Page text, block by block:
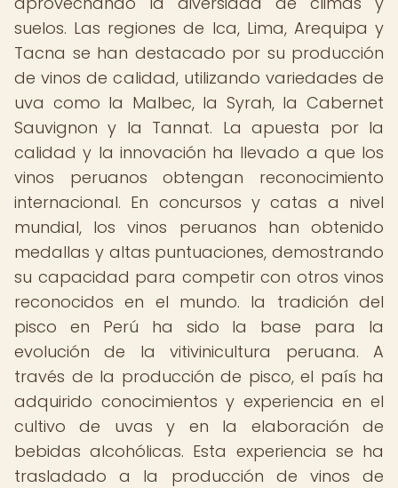
suelos. Las regiones de Ica, Lima, Arequipa y
Tacna se han destacado por su producción
de vinos de calidad, utilizando variedades de
uva como la Malbec, la Syrah, la Cabernet
Sauvignon y la Tannat. La apuesta por la
calidad y la innovación ha llevado a que los
vinos peruanos obtengan reconocimiento
internacional. En concursos y catas a nivel
mundial, los vinos peruanos han obtenido
medallas y altas puntuaciones, demostrando
su capacidad para competir con otros vinos
reconocidos en el mundo. la tradición del
pisco en Perú ha sido la base para la
evolución de la vitivinicultura peruana. A
través de la producción de pisco, el país ha
adquirido conocimientos y experiencia en el
cultivo de uvas y en la elaboración de
bebidas alcohólicas. Esta experiencia se ha
trasladado a la producción de vinos de